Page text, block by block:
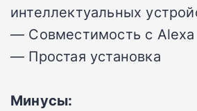
интеллектуальных
— Совместимость с Alexa
— Простая установка
Минусы: